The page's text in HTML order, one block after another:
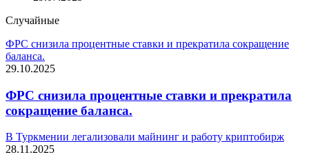
Случайные
ФРС снизила процентные ставки и прекратила сокращение
баланса.
29.10.2025
ФРС снизила процентные ставки и прекратила
сокращение баланса.
В Туркмении легализовали майнинг и работу криптобирж
28.11.2025